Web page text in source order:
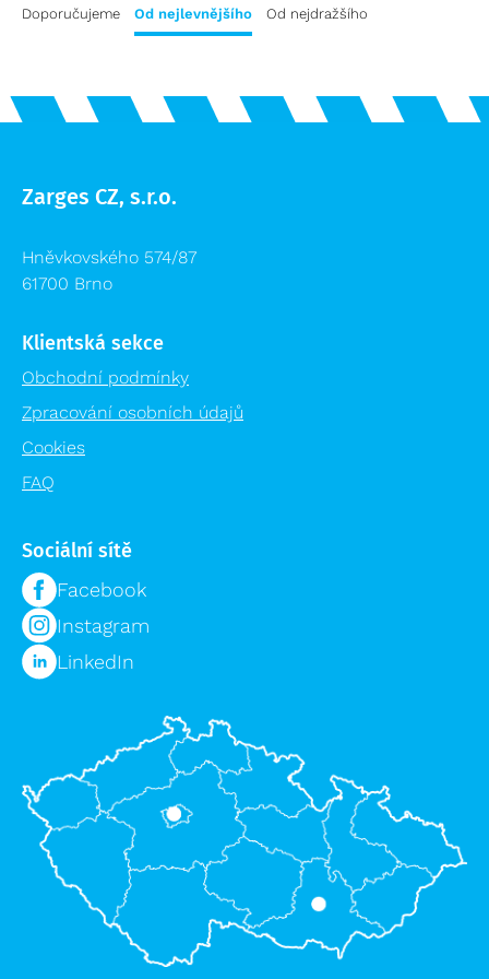
Přepravní vozíky
Regálové systémy
Plošiny a schody výprodej
Lešení výprodej
Doporučujeme Od nejlevnějšího Od nejdražšího
Zarges CZ, s.r.o.
Hněvkovského 574/87
61700 Brno
Klientská sekce
Obchodní podmínky
Zpracování osobních údajů
Cookies
FAQ
Sociální sítě
Facebook
Instagram
LinkedIn